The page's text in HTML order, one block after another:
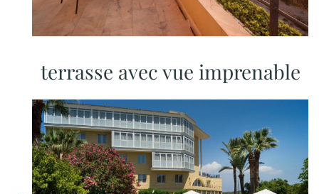
terrasse avec vue imprenable